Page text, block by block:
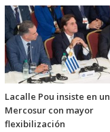
Lacalle Pou insiste en un
Mercosur con mayor
flexibilización